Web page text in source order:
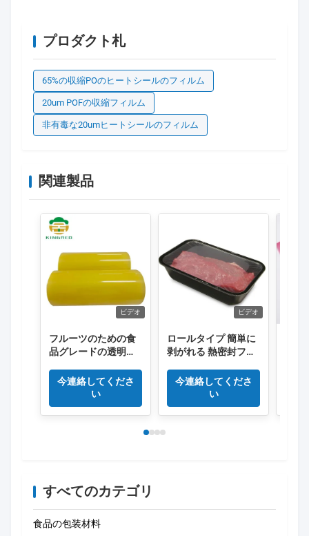
プロダクト札
65%の収縮POのヒートシールのフィルム
20um POFの収縮フィルム
非有毒な20umヒートシールのフィルム
関連製品
ビデオ
フルーツのための食
品グレードの透明色
今連絡してくださ
い
ビデオ
ロールタイプ 簡単に
剥がれる 熱密封フィ
ム 新鮮食品用
今連絡してくださ
い
すべてのカテゴリ
食品の包装材料